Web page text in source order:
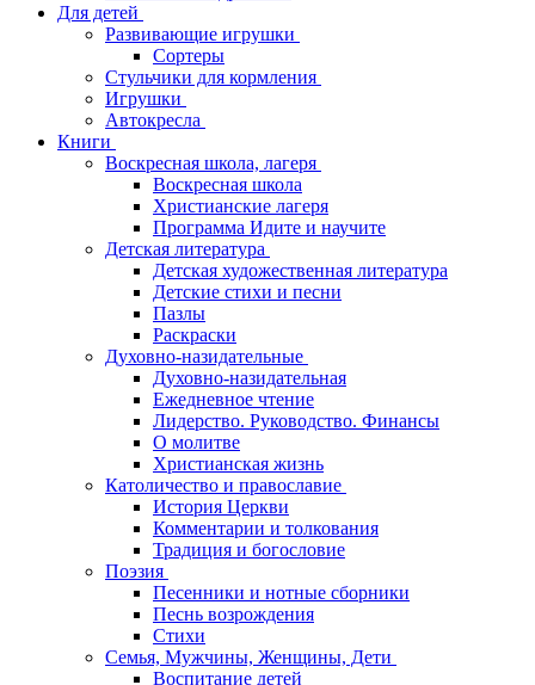
Для детей
Развивающие игрушки
Сортеры
Стульчики для кормления
Игрушки
Автокресла
Книги
Воскресная школа, лагеря
Воскресная школа
Христианские лагеря
Программа Идите и научите
Детская литература
Детская художественная литература
Детские стихи и песни
Пазлы
Раскраски
Духовно-назидательные
Духовно-назидательная
Ежедневное чтение
Лидерство. Руководство. Финансы
О молитве
Христианская жизнь
Католичество и православие
История Церкви
Комментарии и толкования
Традиция и богословие
Поэзия
Песенники и нотные сборники
Песнь возрождения
Стихи
Семья, Мужчины, Женщины, Дети
Воспитание детей